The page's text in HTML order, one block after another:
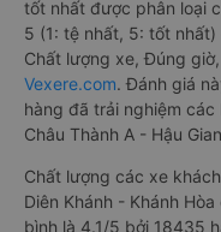
tốt nhất được phân loại
5 (1: tệ nhất, 5: tốt
Chất lượng xe, Đúng
Vexere.com. Đánh giá
hàng đã trải nghiệm các
Châu Thành A - Hậu
Chất lượng các xe
Diên Khánh - Khánh
bình là 4.1/5 bởi 18435